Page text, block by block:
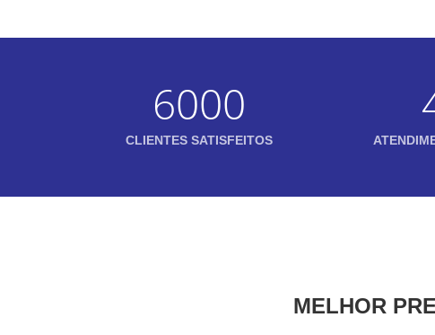
6000
CLIENTES SATISFEITOS
MELHOR